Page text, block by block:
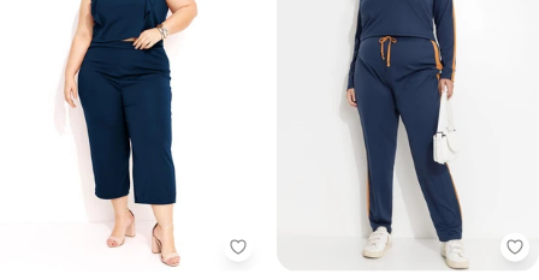
Marguerite - Conjunto Azul